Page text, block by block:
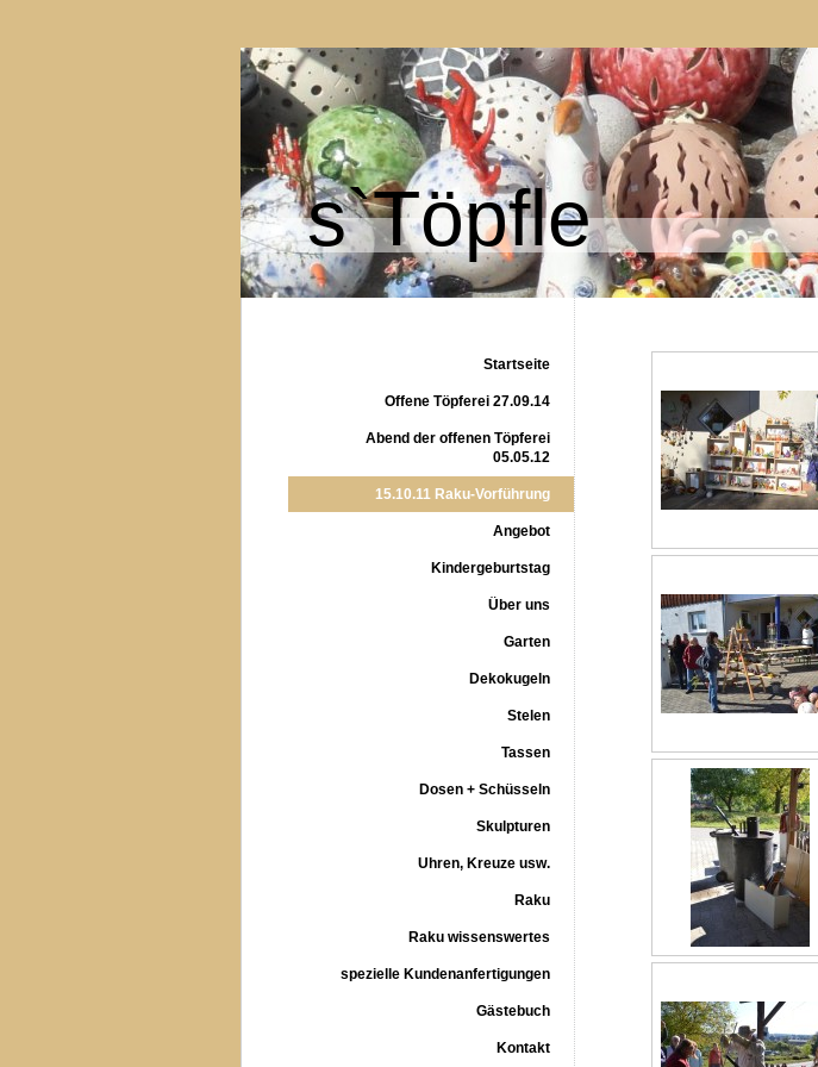
s`Töpfle
Startseite
Offene Töpferei 27.09.14
Abend der offenen Töpferei
05.05.12
15.10.11 Raku-Vorführung
Angebot
Kindergeburtstag
Über uns
Garten
Dekokugeln
Stelen
Tassen
Dosen + Schüsseln
Skulpturen
Uhren, Kreuze usw.
Raku
Raku wissenswertes
spezielle Kundenanfertigungen
Gästebuch
Kontakt